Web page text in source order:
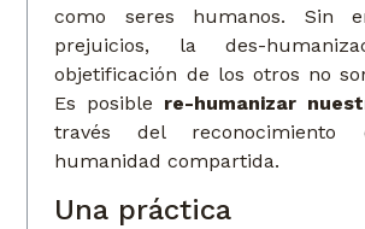
como seres humanos. Sin
prejuicios, la des-
objetificación de los otros no
Es posible re-humanizar
través del reconocimiento
humanidad compartida.
Una práctica